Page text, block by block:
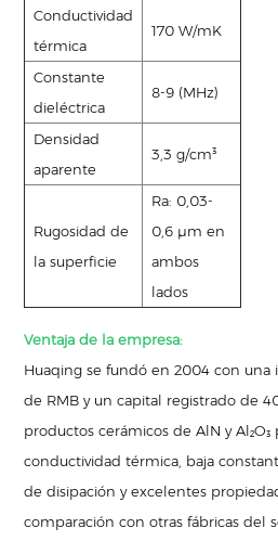
Conductividad
térmica
170 W/mK
Constante
dieléctrica
8-9 (MHz)
Densidad
aparente
3,3 g/cm³
Rugosidad de
la superficie
Ra: 0,03-
0,6 μm en
ambos
lados
Ventaja de la empresa:
Huaqing se fundó en 2004 con
de RMB y un capital registrado de
productos cerámicos de AlN y
conductividad térmica, baja
de disipación y excelentes
comparación con otras fábricas del